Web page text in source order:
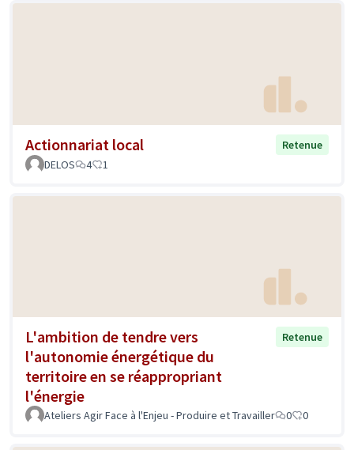
Actionnariat local
Retenue
DELOS
4 1
L'ambition de tendre vers
l'autonomie énergétique du
territoire en se réappropriant
l'énergie
Retenue
Ateliers Agir Face à l'Enjeu - Produire et Travailler 0 0